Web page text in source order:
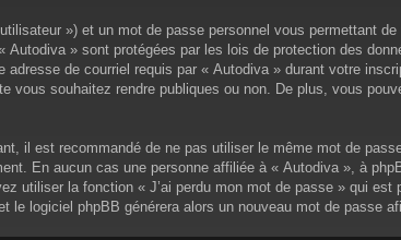
») et un mot de passe personnel vous permettant
» sont protégées par les lois de protection des
de courriel requis par « Autodiva » durant votre
souhaitez rendre publiques ou non. De plus, vous
il est recommandé de ne pas utiliser le même mot de
En aucun cas une personne affiliée à « Autodiva », à
utiliser la fonction « J’ai perdu mon mot de passe » qui
logiciel phpBB générera alors un nouveau mot de passe